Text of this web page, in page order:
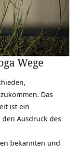
Wege
Das
ist ein
den Ausdruck des
bekannten und